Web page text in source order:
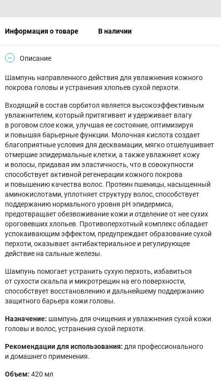
Информация о товаре В наличии
Описание
Шампунь направленного действия для увлажнения кожного
покрова головы и устранения хлопьев сухой перхоти.
Входящий в состав сорбитол является высокоэффективным
увлажнителем, который притягивает и удерживает влагу
в роговом слое кожи, улучшая ее состояние, оптимизируя
и повышая барьерные функции. Молочная кислота создает
благоприятные условия для десквамации, мягко отшелушивает
отмершие эпидермальные клетки, а также увлажняет кожу
и волосы, придавая им эластичность, что в совокупности
способствует активной регенерации кожного покрова
и повышению качества волос. Протеин пшеницы, насыщенный
аминокислотами, уплотняет структуру волос, способствует
поддержанию нормального уровня pН эпидермиса,
предотвращает обезвоживание кожи и отделение от нее сухих
ороговевших хлопьев. Противоперхотный комплекс обладает
успокаивающим эффектом, предупреждает образование сухой
перхоти, оказывает антибактериальное и регулирующее
действие на сальные железы.
Шампунь помогает устранить сухую перхоть, избавиться
от сухости скальпа и микротрещин на его поверхности,
способствует восстановлению и дальнейшему поддержанию
защитного барьера кожи головы.
Назначение: шампунь для очищения и увлажнения сухой кожи
головы и волос, устранения сухой перхоти.
Рекомендации для использования: для профессионального
и домашнего применения.
Объем: 420 мл